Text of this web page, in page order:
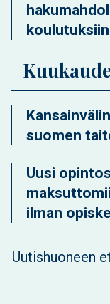
suomen
Uusi
ilman
Uutishuoneen